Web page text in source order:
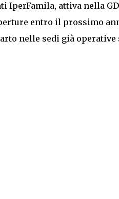
IperFamila, attiva nella
entro il prossimo
nelle sedi già operative